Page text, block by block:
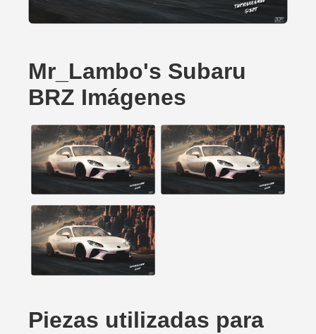
Mr_Lambo's Subaru
BRZ Imágenes
Piezas utilizadas para